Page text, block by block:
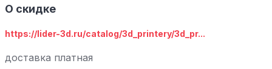
О скидке
https://lider-3d.ru/catalog/3d_printery/3d_pr...
доставка платная